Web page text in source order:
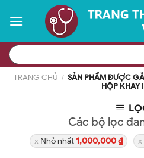
Tìm
kiếm:
TRANG CHỦ / SẢN PHẨM ĐƯỢC
HỘP KHAY
Các bộ lọc
Nhỏ nhất1,000,000₫